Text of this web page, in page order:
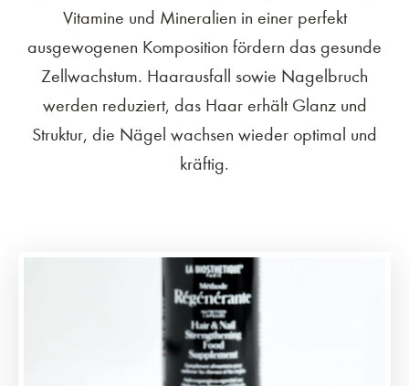
Vitamine und Mineralien in einer perfekt
ausgewogenen Komposition fördern das gesunde
Zellwachstum. Haarausfall sowie Nagelbruch
werden reduziert, das Haar erhält Glanz und
Struktur, die Nägel wachsen wieder optimal und
kräftig.